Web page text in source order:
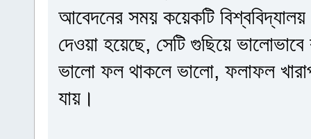
আবেদনের সময় কয়েকটি
দেওয়া হয়েছে, সেটি গুছিয়ে
ভালো ফল থাকলে ভালো, ফলাফল
যায়।